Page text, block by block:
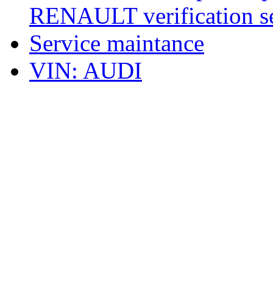
RENAULT verification
Service maintance
VIN: AUDI